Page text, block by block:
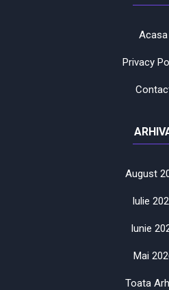
Acasa
Privacy
August
Iulie
Iunie
Mai
Toata